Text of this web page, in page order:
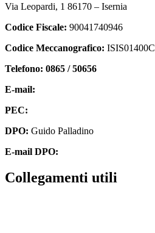
Via Leopardi, 1 86170 – Isernia
Codice Fiscale: 90041740946
Codice Meccanografico: ISIS01400C
Telefono: 0865 / 50656
E-mail:
PEC:
DPO: Guido Palladino
E-mail DPO:
collegamenti utili